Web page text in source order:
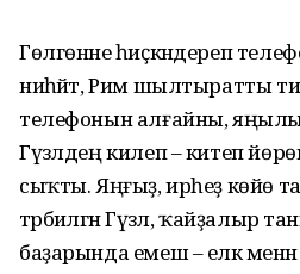
Гөлгөнәне һиҫкәндереп
ниһәйәт, Рим шылтыратты
телефонын алғайны,
Гүзәлдең килеп – китеп
сыҡты. Яңғыҙ, ирһеҙ көйө
тәрбиәләгән Гүзәл, ҡайҙалыр
баҙарында емеш – еләк